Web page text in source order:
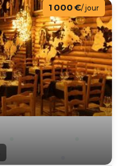
1 000 €/ jour